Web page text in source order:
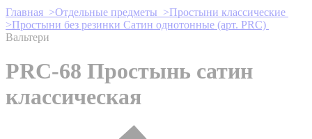
Главная >Отдельные предметы >Простыни классические
>Простыни без резинки Сатин однотонные (арт. PRC)
Вальтери
PRC-68 Простынь сатин
классическая